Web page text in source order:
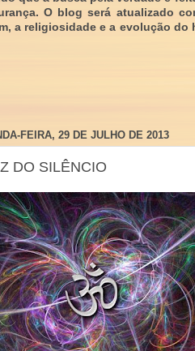
O blog será atualizado
a religiosidade e a evolução
FEIRA, 29 DE JULHO DE 2013
DO SILÊNCIO